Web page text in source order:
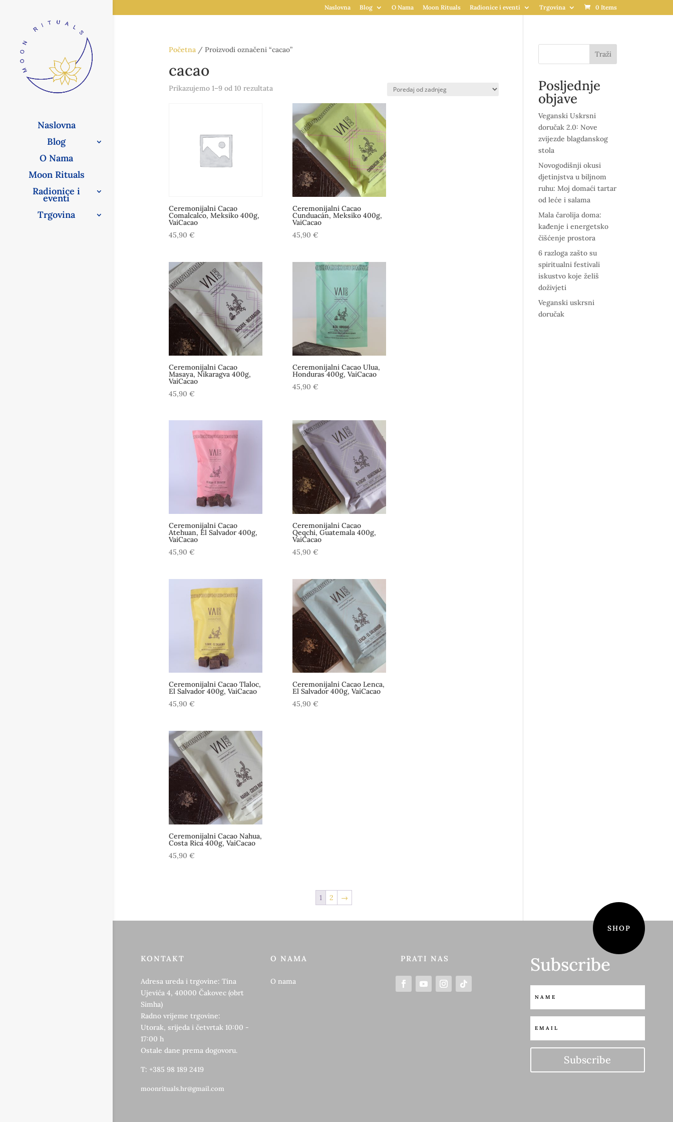
Naslovna Blog O Nama Moon Rituals Radionice i eventi Trgovina 0 Items
Naslovna
Blog
O Nama
Moon Rituals
Radionice i
eventi
Trgovina
Početna/ Proizvodi označeni “cacao”
cacao
Prikazujemo 1–9 od 10 rezultataPoredano
najnovijem
Ceremonijalni Cacao
Comalcalco, Meksiko 400g,
VaiCacao
45,90 €
Ceremonijalni Cacao
Cunduacán, Meksiko 400g,
VaiCacao
45,90 €
Ceremonijalni Cacao
Masaya, Nikaragva 400g,
VaiCacao
45,90 €
Ceremonijalni Cacao Ulua,
Honduras 400g, VaiCacao
45,90 €
Ceremonijalni Cacao
Atehuan, El Salvador 400g,
VaiCacao
45,90 €
Ceremonijalni Cacao
Qeqchi, Guatemala 400g,
VaiCacao
45,90 €
Ceremonijalni Cacao Tlaloc,
El Salvador 400g, VaiCacao
45,90 €
Ceremonijalni Cacao Lenca,
El Salvador 400g, VaiCacao
45,90 €
Ceremonijalni Cacao Nahua,
Costa Rica 400g, VaiCacao
45,90 €
1 2 →
Traži
Posljednje
objave
Veganski Uskrsni
doručak 2.0: Nove
zvijezde blagdanskog
stola
Novogodišnji okusi
djetinjstva u biljnom
ruhu: Moj domaći tartar
od leće i salama
Mala čarolija doma:
kađenje i energetsko
čišćenje prostora
6 razloga zašto su
spiritualni festivali
iskustvo koje želiš
doživjeti
Veganski uskrsni
doručak
KONTAKT
Adresa ureda i trgovine: Tina
Ujevića 4, 40000 Čakovec (obrt
Simha)
Radno vrijeme trgovine:
Utorak, srijeda i četvrtak 10:00 -
17:00 h
Ostale dane prema dogovoru.
T: +385 98 189 2419
moonrituals.hr@gmail.com
O NAMA
O nama
PRATI NAS
SHOP
Subscribe
Subscribe